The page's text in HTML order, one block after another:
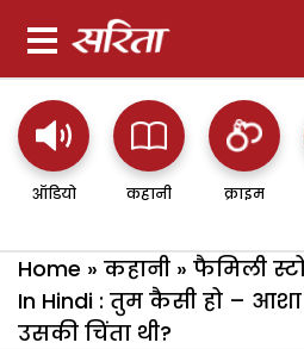
ऑडियो कहानी क्राइम
Home » कहानी » फैमिली
In Hindi : तुम कैसी हो –
उसकी चिंता थी?